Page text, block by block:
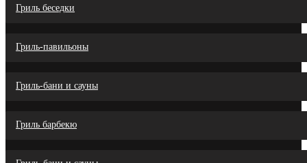
Гриль беседки
Гриль-павильоны
Гриль-бани и сауны
Гриль барбекю